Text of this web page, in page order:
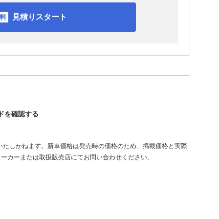
見積りスタート
を確認する
しかねます。新車価格は発売時の価格のため、掲載価格と実際
カーまたは取扱販売店にてお問い合わせください。